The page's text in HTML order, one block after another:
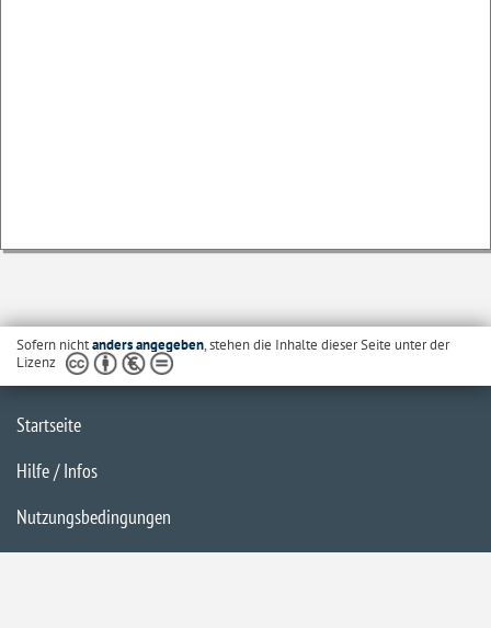
Sofern nichtanders angegeben, stehen die Inhalte dieser Seite unter der
Lizenz
Startseite
Hilfe / Infos
Nutzungsbedingungen